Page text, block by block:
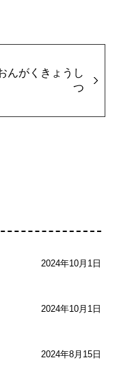
んがくきょうし
つ
2024年10月1日
2024年10月1日
2024年8月15日